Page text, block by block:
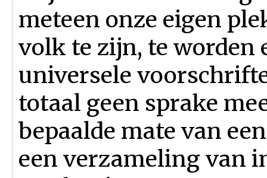
meteen onze eigen
volk te zijn, te worden
universele
totaal geen sprake
bepaalde mate van
een verzameling van